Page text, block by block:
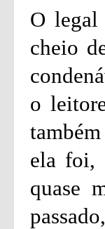
O legal
cheio
o
ela foi,
quase